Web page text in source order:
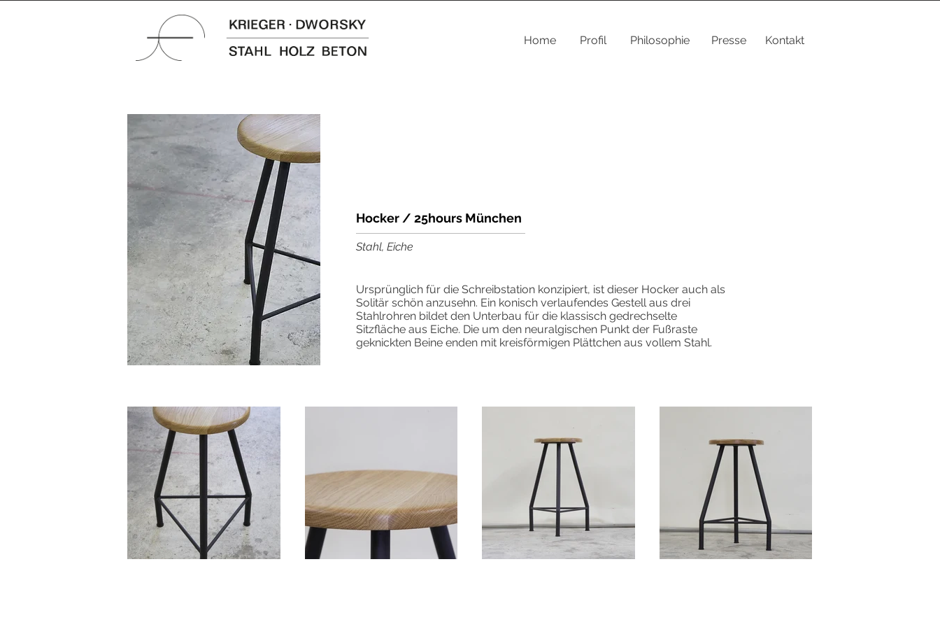
Home Profil Philosophie Presse Kontakt
Hocker / 25hours München
Stahl, Eiche
Ursprünglich für die Schreibstation konzipiert, ist dieser Hocker auch als
Solitär schön anzusehn. Ein konisch verlaufendes Gestell aus drei
Stahlrohren bildet den Unterbau für die klassisch gedrechselte
Sitzfläche aus Eiche. Die um den neuralgischen Punkt der Fußraste
geknickten Beine enden mit kreisförmigen Plättchen aus vollem Stahl.